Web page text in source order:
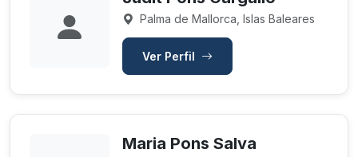
Palma de Mallorca, Islas Baleares
Ver Perfil
Maria Pons Salva